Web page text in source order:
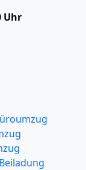
Uhr
Beiladung